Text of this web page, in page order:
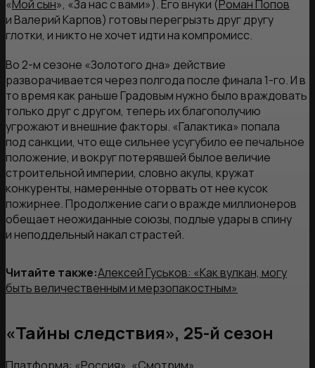
«Мой сын», «За нас с вами»). Его внуки (Роман Попов
и Валерий Карпов) готовы перегрызть друг другу
глотки, и никто не хочет идти на компромисс.
Во 2-м сезоне «Золотого дна» действие
разворачивается через полгода после финала 1-го. И в
то время как раньше Градовым нужно было враждовать
только друг с другом, теперь их благополучию
угрожают и внешние факторы. «Галактика» попала
под санкции, что еще сильнее усугубило ее печальное
положение, и вокруг потерявшей былое величие
строительной империи, словно акулы, кружат
конкуренты, намеренные оторвать от нее кусок
пожирнее. Продолжение саги о вражде миллионеров
обещает неожиданные союзы, подлые удары в спину
и неподдельный накал страстей.
Читайте также:Алексей Гуськов: «Как вулкан, могу
быть величественным и мерзопакостным»
«Тайны следствия», 25-й сезон